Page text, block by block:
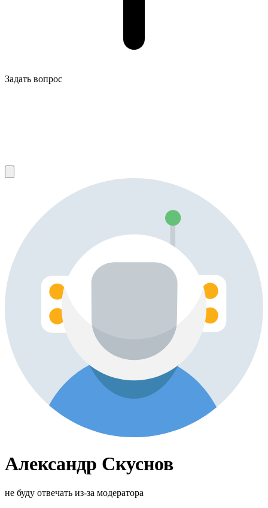
Задать вопрос
Александр Скуснов
не буду отвечать из-за модератора